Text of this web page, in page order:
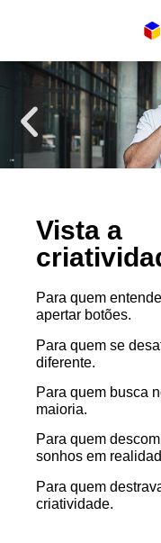
Vista a
Para quem
apertar botões.
Para quem se
diferente.
Para quem busca
maioria.
sonhos em
Para quem
criatividade.